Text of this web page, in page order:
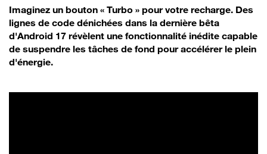
Imaginez un bouton « Turbo » pour votre recharge. Des
lignes de code dénichées dans la dernière bêta
d'Android 17 révèlent une fonctionnalité inédite capable
de suspendre les tâches de fond pour accélérer le plein
d'énergie.